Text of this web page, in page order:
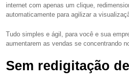
internet com apenas um clique,
automaticamente para agilizar a
Tudo simples e ágil, para você e sua
aumentarem as vendas se concentrando
Sem redigitação